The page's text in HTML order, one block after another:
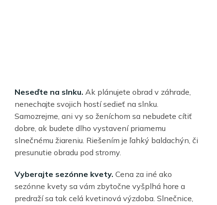
Neseďte na slnku. Ak plánujete obrad v záhrade,
nenechajte svojich hostí sedieť na slnku.
Samozrejme, ani vy so ženíchom sa nebudete cítiť
dobre, ak budete dlho vystavení priamemu
slnečnému žiareniu. Riešením je ľahký baldachýn, či
presunutie obradu pod stromy.
Vyberajte sezónne kvety. Cena za iné ako
sezónne kvety sa vám zbytočne vyšplhá hore a
predraží sa tak celá kvetinová výzdoba. Slnečnice,